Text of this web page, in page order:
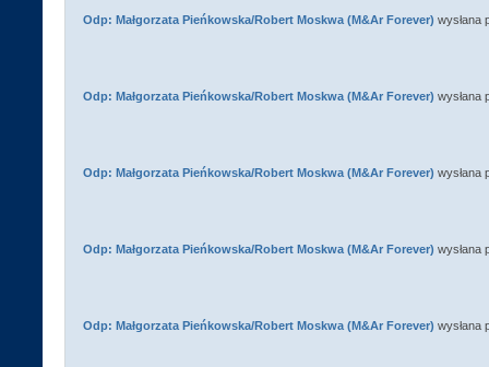
Odp: Małgorzata Pieńkowska/Robert Moskwa (M&Ar Forever) wysłana
Odp: Małgorzata Pieńkowska/Robert Moskwa (M&Ar Forever) wysłana
Odp: Małgorzata Pieńkowska/Robert Moskwa (M&Ar Forever) wysłana
Odp: Małgorzata Pieńkowska/Robert Moskwa (M&Ar Forever) wysłana
Odp: Małgorzata Pieńkowska/Robert Moskwa (M&Ar Forever) wysłana